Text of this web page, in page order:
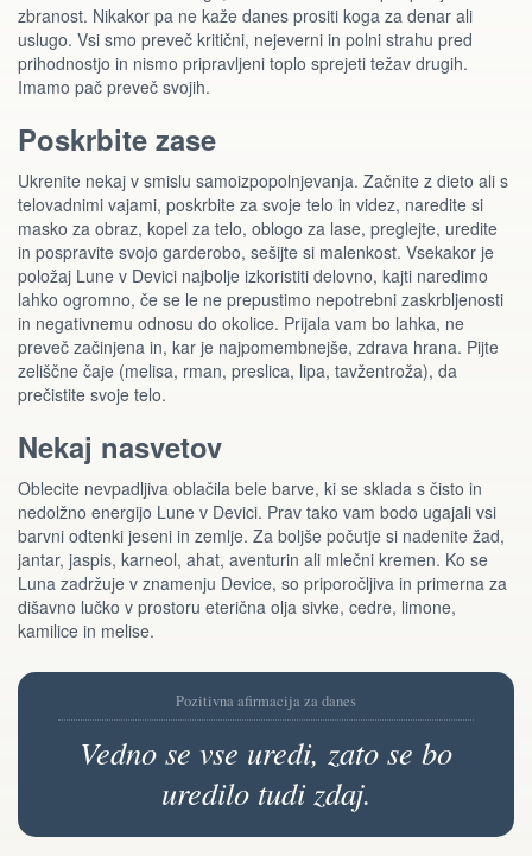
zbranost. Nikakor pa ne kaže danes prositi koga za denar ali
uslugo. Vsi smo preveč kritični, nejeverni in polni strahu pred
prihodnostjo in nismo pripravljeni toplo sprejeti težav drugih.
Imamo pač preveč svojih.
Poskrbite zase
Ukrenite nekaj v smislu samoizpopolnjevanja. Začnite z dieto ali s
telovadnimi vajami, poskrbite za svoje telo in videz, naredite si
masko za obraz, kopel za telo, oblogo za lase, preglejte, uredite
in pospravite svojo garderobo, sešijte si malenkost. Vsekakor je
položaj Lune v Devici najbolje izkoristiti delovno, kajti naredimo
lahko ogromno, če se le ne prepustimo nepotrebni zaskrbljenosti
in negativnemu odnosu do okolice. Prijala vam bo lahka, ne
preveč začinjena in, kar je najpomembnejše, zdrava hrana. Pijte
zeliščne čaje (melisa, rman, preslica, lipa, tavžentroža), da
prečistite svoje telo.
Nekaj nasvetov
Oblecite nevpadljiva oblačila bele barve, ki se sklada s čisto in
nedolžno energijo Lune v Devici. Prav tako vam bodo ugajali vsi
barvni odtenki jeseni in zemlje. Za boljše počutje si nadenite žad,
jantar, jaspis, karneol, ahat, aventurin ali mlečni kremen. Ko se
Luna zadržuje v znamenju Device, so priporočljiva in primerna za
dišavno lučko v prostoru eterična olja sivke, cedre, limone,
kamilice in melise.
Pozitivna afirmacija za danes
Vedno se vse uredi, zato se bo
uredilo tudi zdaj.